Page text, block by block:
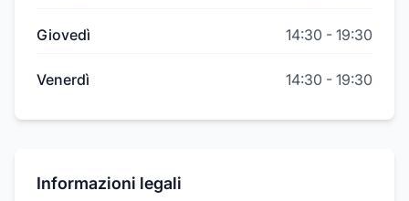
Giovedì 14:30 - 19:30
Venerdì 14:30 - 19:30
Informazioni legali